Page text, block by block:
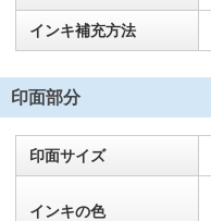
インキ補充方法
印面部分
印面サイズ
インキの色